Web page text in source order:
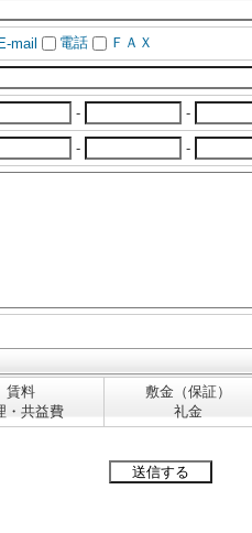
E-mail 電話
ＦＡＸ
-
-
-
-
賃料
・共益費
敷金（保証）
礼金